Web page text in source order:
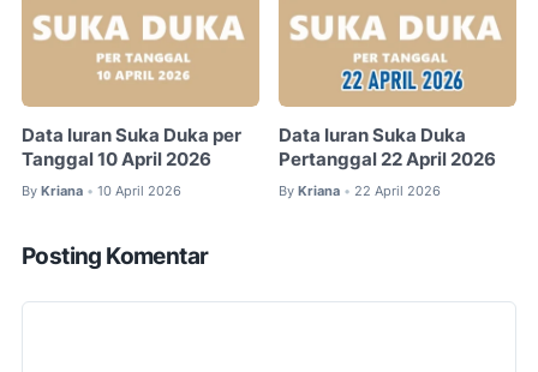
Data Iuran Suka Duka per
Tanggal 10 April 2026
By Kriana • 10 April 2026
Data Iuran Suka Duka
Pertanggal 22 April 2026
By Kriana • 22 April 2026
Posting Komentar